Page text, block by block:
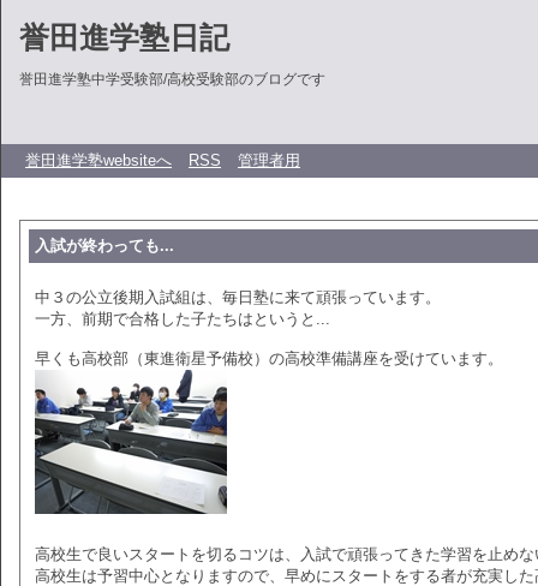
誉田進学塾日記
誉田進学塾中学受験部/高校受験部のブログです
誉田進学塾websiteへ RSS 管理者用
入試が終わっても...
中３の公立後期入試組は、毎日塾に来て頑張っています。
一方、前期で合格した子たちはというと...
早くも高校部（東進衛星予備校）の高校準備講座を受けています。
高校生で良いスタートを切るコツは、入試で頑張ってきた学習を止め
高校生は予習中心となりますので、早めにスタートをする者が充実し